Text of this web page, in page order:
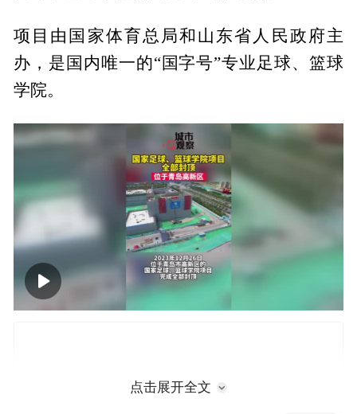
项目由国家体育总局和山东省人民政府主
办，是国内唯一的“国字号”专业足球、篮球
学院。
00:00
点击展开全文